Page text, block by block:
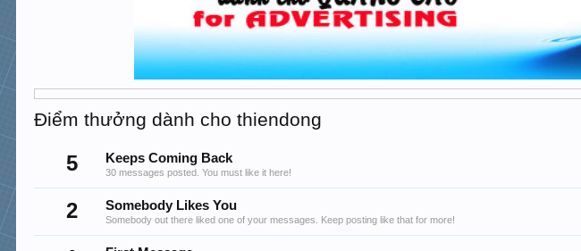
Điểm thưởng dành cho thiendong
5 Keeps Coming Back
30 messages posted. You must like it here!
2 Somebody Likes You
Somebody out there liked one of your messages. Keep posting like that for more!